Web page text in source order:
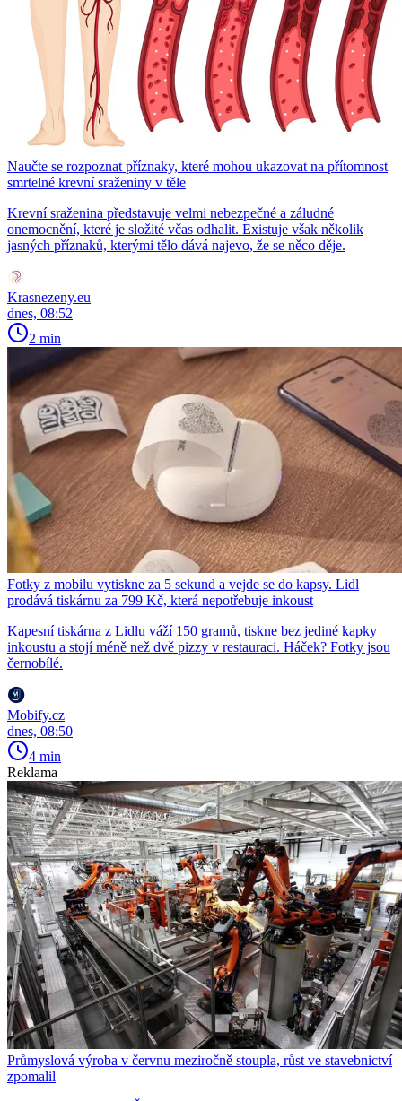
Naučte se rozpoznat příznaky, které mohou ukazovat na přítomnost
smrtelné krevní sraženiny v těle
Krevní sraženina představuje velmi nebezpečné a záludné
onemocnění, které je složité včas odhalit. Existuje však několik
jasných příznaků, kterými tělo dává najevo, že se něco děje.
Krasnezeny.eu
dnes, 08:52
2 min
Fotky z mobilu vytiskne za 5 sekund a vejde se do kapsy. Lidl
prodává tiskárnu za 799 Kč, která nepotřebuje inkoust
Kapesní tiskárna z Lidlu váží 150 gramů, tiskne bez jediné kapky
inkoustu a stojí méně než dvě pizzy v restauraci. Háček? Fotky jsou
černobílé.
Mobify.cz
dnes, 08:50
4 min
Reklama
Průmyslová výroba v červnu meziročně stoupla, růst ve stavebnictví
zpomalil